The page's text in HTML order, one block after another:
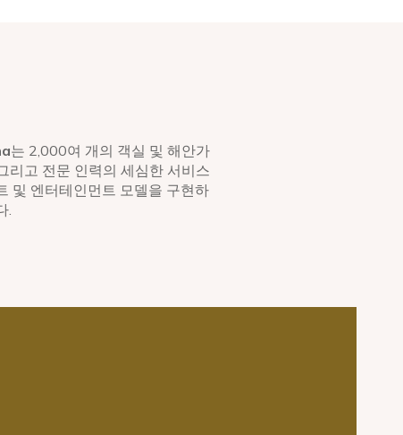
는 2,000여 개의 객실 및 해안가
리고 전문 인력의 세심한 서비스
및 엔터테인먼트 모델을 구현하
.